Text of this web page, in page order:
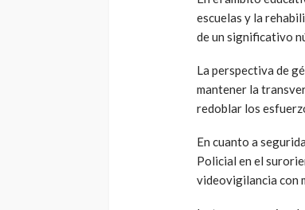
escuelas y la
de un significativo
La perspectiva de
mantener la
redoblar los
En cuanto a
Policial en el
videovigilancia con